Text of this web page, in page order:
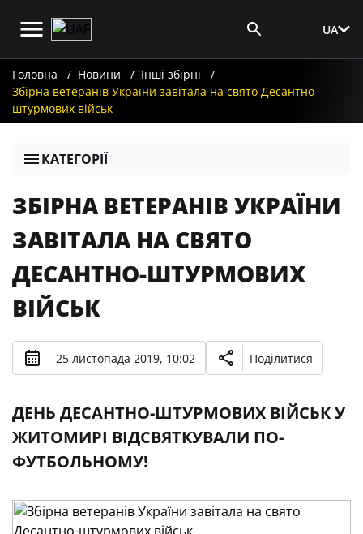
UA
Головна Новини
Інші збірні
Збірна ветеранів України завітала на свято Десантно-
штурмових військ
КАТЕГОРІЇ
ЗБІРНА ВЕТЕРАНІВ УКРАЇНИ
ЗАВІТАЛА НА СВЯТО
ДЕСАНТНО-ШТУРМОВИХ
ВІЙСЬК
25 листопада 2019, 10:02 Поділитися
ДЕНЬ ДЕСАНТНО-ШТУРМОВИХ ВІЙСЬК У
ЖИТОМИРІ ВІДСВЯТКУВАЛИ ПО-
ФУТБОЛЬНОМУ!